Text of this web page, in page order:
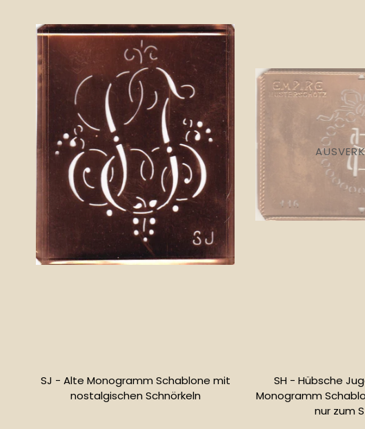
SJ - Alte Monogramm Schablone mit
nostalgischen Schnörkeln
SH - Hübsche
Monogramm
nur zum